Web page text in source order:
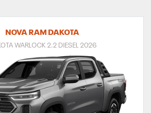
NOVA RAM DAKOTA
WARLOCK 2.2 DIESEL 2026